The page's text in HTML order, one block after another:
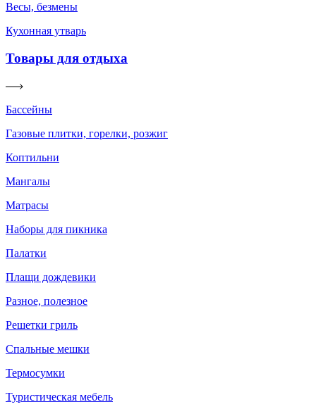
Весы, безмены
Кухонная утварь
Товары для отдыха
Бассейны
Газовые плитки, горелки, розжиг
Коптильни
Мангалы
Матрасы
Наборы для пикника
Палатки
Плащи дождевики
Разное, полезное
Решетки гриль
Спальные мешки
Термосумки
Туристическая мебель